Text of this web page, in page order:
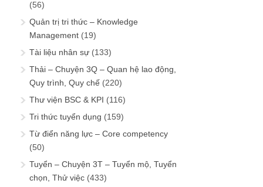
(56)
Quản trị tri thức – Knowledge
Management (19)
Tài liệu nhân sự (133)
Thải – Chuyện 3Q – Quan hệ lao động,
Quy trình, Quy chế (220)
Thư viện BSC & KPI (116)
Tri thức tuyển dụng (159)
Từ điển năng lực – Core competency
(50)
Tuyển – Chuyện 3T – Tuyển mộ, Tuyển
chọn, Thử việc (433)